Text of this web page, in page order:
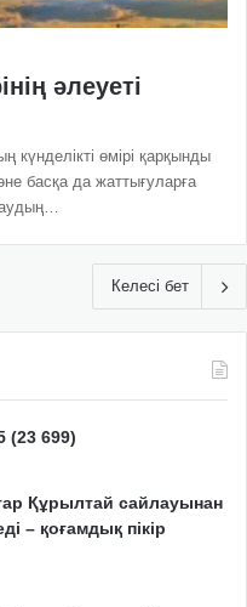
әлеуеті
күнделікті өмірі қарқынды
басқа да жаттығуларға
Келесі бет
699)
Құрылтай сайлауынан
– қоғамдық пікір